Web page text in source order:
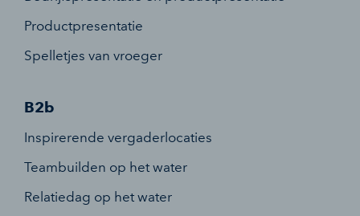
Productpresentatie
Spelletjes van vroeger
B2b
Inspirerende vergaderlocaties
Teambuilden op het water
Relatiedag op het water